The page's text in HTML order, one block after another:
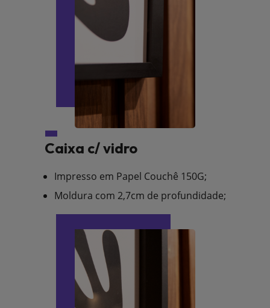
Caixa c/ vidro
Impresso em Papel Couchê 150G;
Moldura com 2,7cm de profundidade;